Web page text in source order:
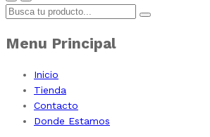
Menu Principal
Inicio
Tienda
Contacto
Donde Estamos